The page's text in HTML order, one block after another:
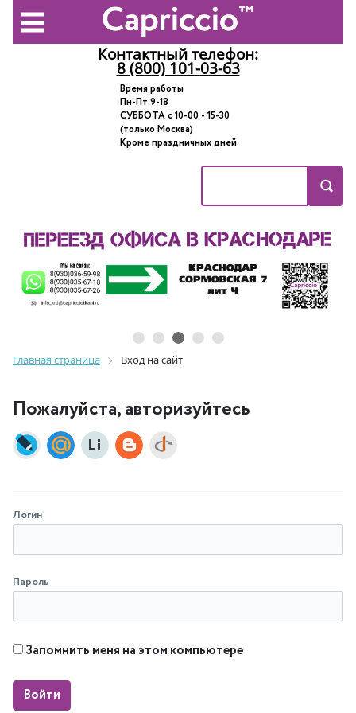
Контактный телефон:
8 (800) 101-03-63
Время работы
Пн-Пт 9-18
СУББОТА с 10-00 - 15-30
(только Москва)
Кроме праздничных дней
Главная страница Вход на сайт
Пожалуйста, авторизуйтесь
Логин
Пароль
Запомнить меня на этом компьютере